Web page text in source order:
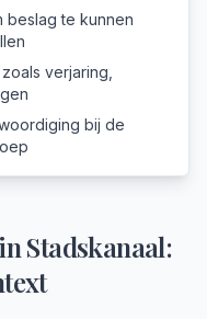
beslag te kunnen
verjaring,
bij de
Stadskanaal: